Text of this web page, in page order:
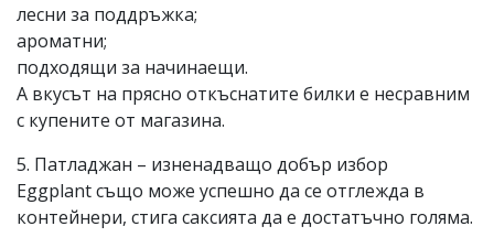
лесни за поддръжка;
ароматни;
подходящи за начинаещи.
А вкусът на прясно откъснатите билки е несравним
с купените от магазина.
5. Патладжан – изненадващо добър избор
Eggplant също може успешно да се отглежда в
контейнери, стига саксията да е достатъчно голяма.